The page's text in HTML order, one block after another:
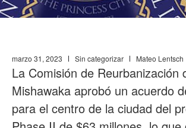
marzo 31, 2023 Sin categorizar Mateo Lentsch
La Comisión de Reurbanización
Mishawaka aprobó un acuerdo
para el centro de la ciudad del